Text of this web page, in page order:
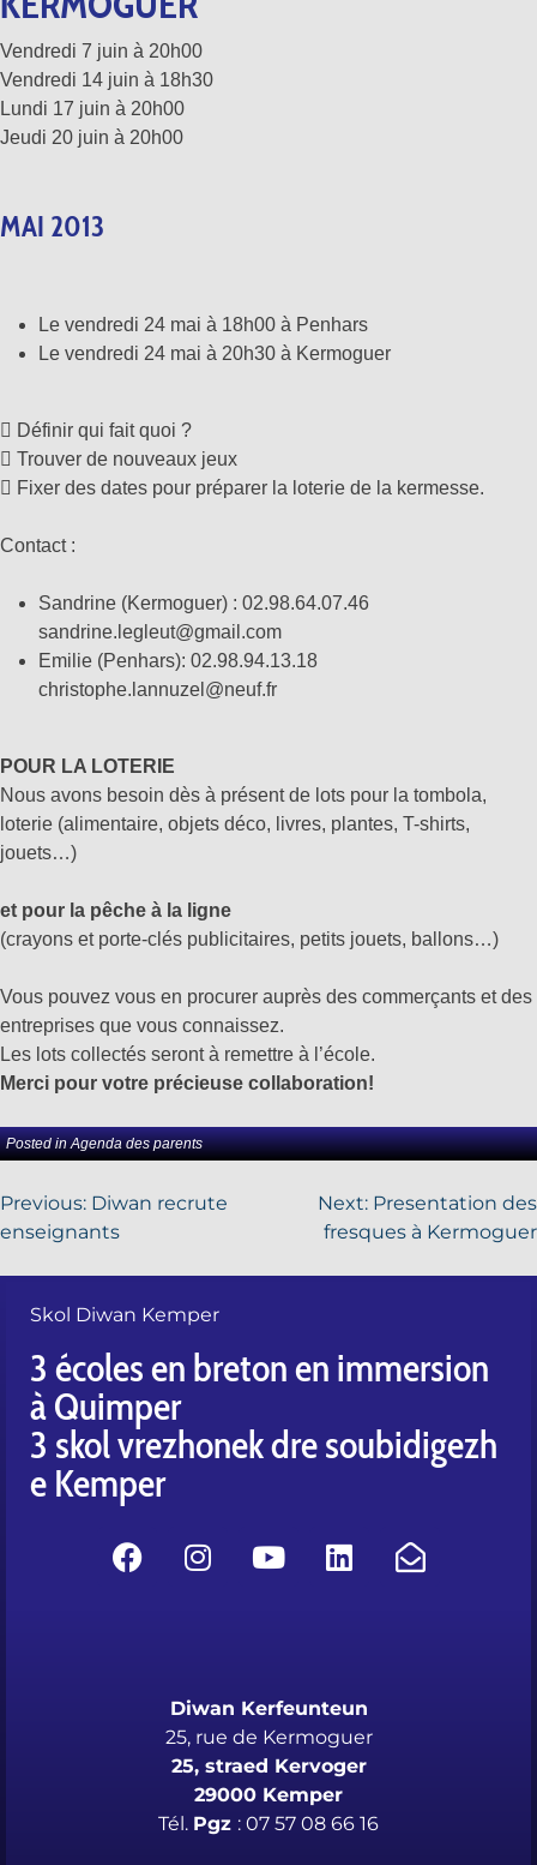
Vendredi 7 juin à 20h00
Vendredi 14 juin à 18h30
Lundi 17 juin à 20h00
Jeudi 20 juin à 20h00
MAI 2013
Le vendredi 24 mai à 18h00 à Penhars
Le vendredi 24 mai à 20h30 à Kermoguer
 Définir qui fait quoi ?
 Trouver de nouveaux jeux
 Fixer des dates pour préparer la loterie de la kermesse.
Contact :
Sandrine (Kermoguer) : 02.98.64.07.46
sandrine.legleut@gmail.com
Emilie (Penhars): 02.98.94.13.18
christophe.lannuzel@neuf.fr
POUR LA LOTERIE
Nous avons besoin dès à présent de lots pour la tombola,
loterie (alimentaire, objets déco, livres, plantes, T-shirts,
jouets…)
et pour la pêche à la ligne
(crayons et porte-clés publicitaires, petits jouets, ballons…)
Vous pouvez vous en procurer auprès des commerçants et des
entreprises que vous connaissez.
Les lots collectés seront à remettre à l’école.
Merci pour votre précieuse collaboration!
Posted inAgenda des parents
Previous: Diwan recrute
enseignants
Next: Presentation des
fresques à Kermoguer
Skol Diwan Kemper
3 écoles en breton en immersion
à Quimper
3 skol vrezhonek dre soubidigezh
e Kemper
Diwan Kerfeunteun
25, rue de Kermoguer
25, straed Kervoger
29000 Kemper
Tél. Pgz : 07 57 08 66 16